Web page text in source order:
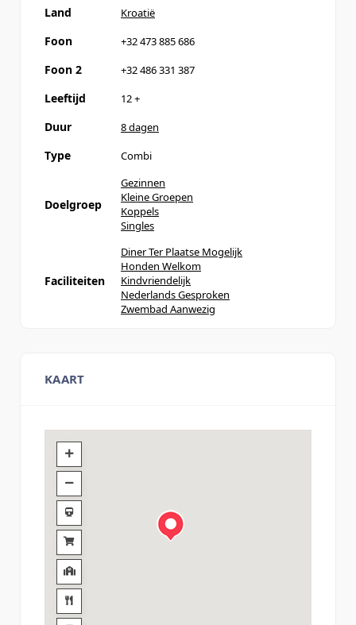
Land Kroatië
Foon +32 473 885 686
Foon 2 +32 486 331 387
Leeftijd 12+
Duur 8 dagen
Type Combi
Doelgroep
Gezinnen
Kleine Groepen
Koppels
Singles
Faciliteiten
Diner Ter Plaatse Mogelijk
Honden Welkom
Kindvriendelijk
Nederlands Gesproken
Zwembad Aanwezig
KAART